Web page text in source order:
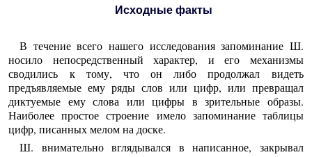
Исходные факты
В течение всего нашего исследования запоминание Ш.
носило непосредственный характер, и его механизмы
сводились к тому, что он либо продолжал видеть
предъявляемые ему ряды слов или цифр, или превращал
диктуемые ему слова или цифры в зрительные образы.
Наиболее простое строение имело запоминание таблицы
цифр, писанных мелом на доске.
Ш. внимательно вглядывался в написанное, закрывал